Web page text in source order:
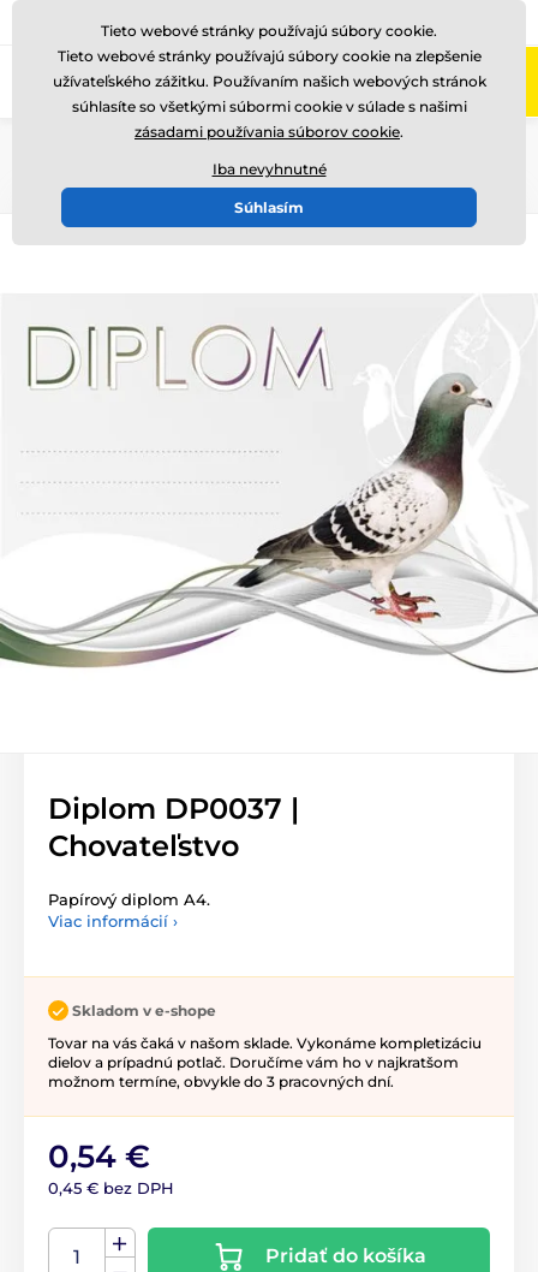
Zavolajte nám (Po-Pi 8-17) +421220255160
Diplom DP0037 |
Chovateľstvo
Papírový diplom A4.
Viac informácií ›
Skladom v e-shope
Tovar na vás čaká v našom sklade. Vykonáme kompletizáciu
dielov a prípadnú potlač. Doručíme vám ho v najkratšom
možnom termíne, obvykle do 3 pracovných dní.
0,54 €
0,45 € bez DPH
Pridať do košíka
Tieto webové stránky používajú súbory cookie.
Tieto webové stránky používajú súbory cookie na zlepšenie
užívateľského zážitku. Používaním našich webových stránok
súhlasíte so všetkými súbormi cookie v súlade s našimi
zásadami používania súborov cookie.
Iba nevyhnutné
Súhlasím